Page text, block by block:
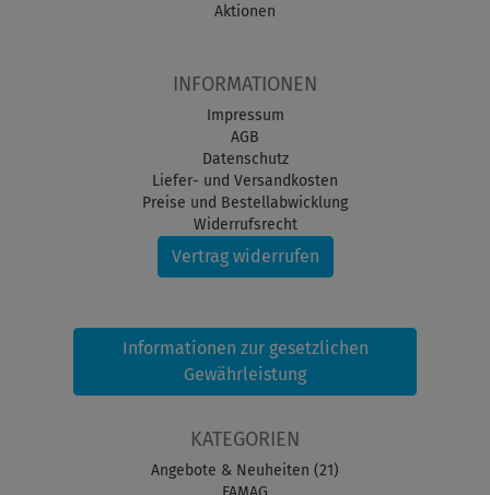
Aktionen
INFORMATIONEN
Impressum
AGB
Datenschutz
Liefer- und Versandkosten
Preise und Bestellabwicklung
Widerrufsrecht
Vertrag widerrufen
Informationen zur gesetzlichen
Gewährleistung
KATEGORIEN
Angebote & Neuheiten (21)